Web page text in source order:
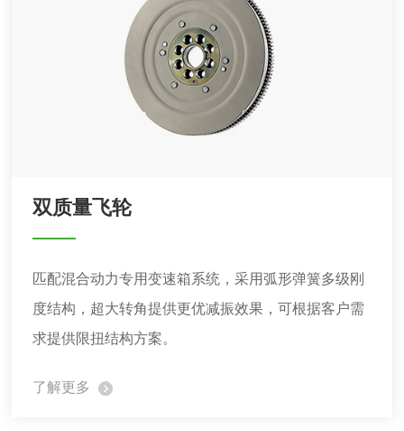
双质量飞轮
匹配混合动力专用变速箱系统，采用弧形弹簧多级刚
度结构，超大转角提供更优减振效果，可根据客户需
求提供限扭结构方案。
了解更多